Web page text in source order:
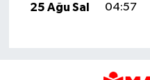
25 Ağu Sal
04:57